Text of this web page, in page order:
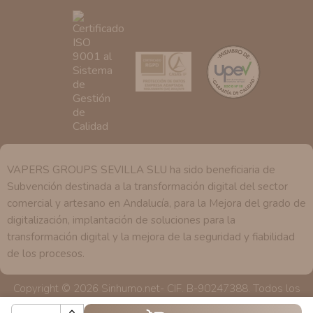
se explica en la información adicional disponible en
nuestra página web.
VAPERS GROUPS SEVILLA SLU ha sido beneficiaria de
Subvención destinada a la transformación digital del sector
comercial y artesano en Andalucía, para la Mejora del grado de
digitalización, implantación de soluciones para la
transformación digital y la mejora de la seguridad y fiabilidad
de los procesos.
Copyright © 2026 Sinhumo.net- CIF. B-90247388. Todos los
derechos reservados